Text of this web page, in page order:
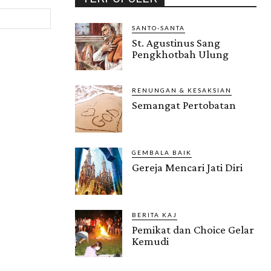
SANTO-SANTA
St. Agustinus Sang
Pengkhotbah Ulung
RENUNGAN & KESAKSIAN
Semangat Pertobatan
GEMBALA BAIK
Gereja Mencari Jati Diri
BERITA KAJ
Pemikat dan Choice Gelar
Kemudi
Gendis.ID